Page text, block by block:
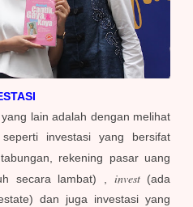
lain adalah dengan melihat
investasi yang bersifat
rekening pasar uang
secara lambat)
, invest(ada
dan juga investasi yang